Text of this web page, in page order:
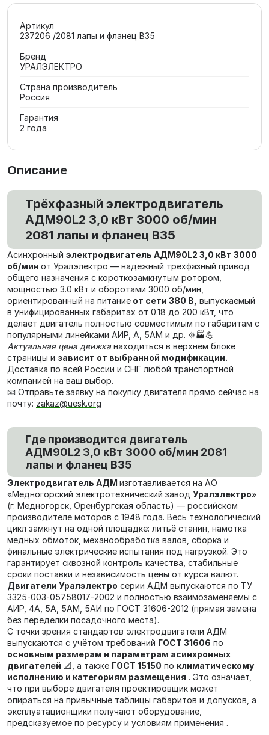
Артикул
237206 /2081 лапы и фланец В35
Бренд
УРАЛЭЛЕКТРО
Страна производитель
Россия
Гарантия
2 года
Описание
Трёхфазный электродвигатель
АДМ90L2 3,0 кВт 3000 об/мин
2081 лапы и фланец В35
Асинхронный электродвигатель АДМ90L2 3,0 кВт 3000
об/мин от Уралэлектро — надежный трехфазный привод
общего назначения с короткозамкнутым ротором,
мощностью 3.0 кВт и оборотами 3000 об/мин,
ориентированный на питание от сети 380 В, выпускаемый
в унифицированных габаритах от 0.18 до 200 кВт, что
делает двигатель полностью совместимым по габаритам с
популярными линейками АИР, А, 5АМ и др. ⚙️🏭💪
Актуальная цена движканаходиться в верхнем блоке
страницы и зависит от выбранной модификации.
Доставка по всей России и СНГ любой транспортной
компанией на ваш выбор.
📧 Отправьте заявку на покупку двигателя прямо сейчас на
почту: zakaz@uesk.org
Где производится двигатель
АДМ90L2 3,0 кВт 3000 об/мин 2081
лапы и фланец В35
Электродвигатель АДМ изготавливается на АО
«Медногорский электротехнический завод Уралэлектро»
(г. Медногорск, Оренбургская область) — российском
производителе моторов с 1948 года. Весь технологический
цикл замкнут на одной площадке: литьё станин, намотка
медных обмоток, механообработка валов, сборка и
финальные электрические испытания под нагрузкой. Это
гарантирует сквозной контроль качества, стабильные
сроки поставки и независимость цены от курса валют.
Двигатели Уралэлектро серии АДМ выпускаются по ТУ
3325-003-05758017-2002 и полностью взаимозаменяемы с
АИР, 4А, 5А, 5АМ, 5АИ по ГОСТ 31606-2012 (прямая замена
без переделки посадочного места).
С точки зрения стандартов электродвигатели АДМ
выпускаются с учётом требований ГОСТ 31606 по
основным размерам и параметрам асинхронных
двигателей 📐, а также ГОСТ 15150 по климатическому
исполнению и категориям размещения . Это означает,
что при выборе двигателя проектировщик может
опираться на привычные таблицы габаритов и допусков, а
эксплуатационщики получают оборудование,
предсказуемое по ресурсу и условиям применения .